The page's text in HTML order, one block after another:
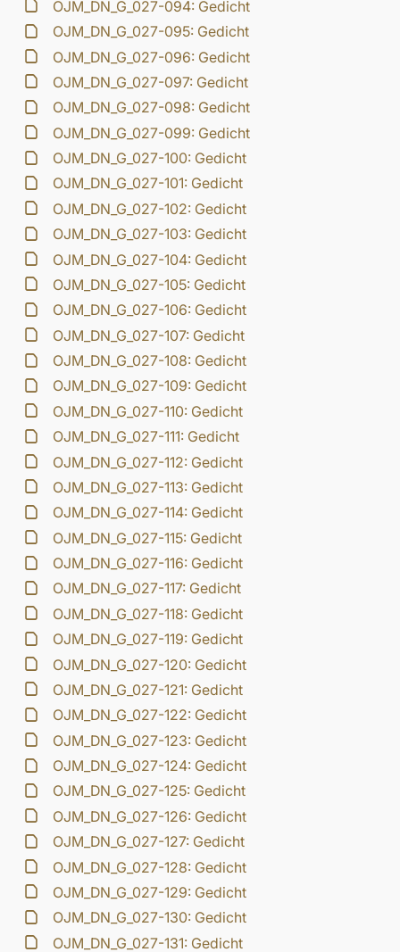
OJM_DN_G_027-094: Gedicht
OJM_DN_G_027-095: Gedicht
OJM_DN_G_027-096: Gedicht
OJM_DN_G_027-097: Gedicht
OJM_DN_G_027-098: Gedicht
OJM_DN_G_027-099: Gedicht
OJM_DN_G_027-100: Gedicht
OJM_DN_G_027-101: Gedicht
OJM_DN_G_027-102: Gedicht
OJM_DN_G_027-103: Gedicht
OJM_DN_G_027-104: Gedicht
OJM_DN_G_027-105: Gedicht
OJM_DN_G_027-106: Gedicht
OJM_DN_G_027-107: Gedicht
OJM_DN_G_027-108: Gedicht
OJM_DN_G_027-109: Gedicht
OJM_DN_G_027-110: Gedicht
OJM_DN_G_027-111: Gedicht
OJM_DN_G_027-112: Gedicht
OJM_DN_G_027-113: Gedicht
OJM_DN_G_027-114: Gedicht
OJM_DN_G_027-115: Gedicht
OJM_DN_G_027-116: Gedicht
OJM_DN_G_027-117: Gedicht
OJM_DN_G_027-118: Gedicht
OJM_DN_G_027-119: Gedicht
OJM_DN_G_027-120: Gedicht
OJM_DN_G_027-121: Gedicht
OJM_DN_G_027-122: Gedicht
OJM_DN_G_027-123: Gedicht
OJM_DN_G_027-124: Gedicht
OJM_DN_G_027-125: Gedicht
OJM_DN_G_027-126: Gedicht
OJM_DN_G_027-127: Gedicht
OJM_DN_G_027-128: Gedicht
OJM_DN_G_027-129: Gedicht
OJM_DN_G_027-130: Gedicht
OJM_DN_G_027-131: Gedicht